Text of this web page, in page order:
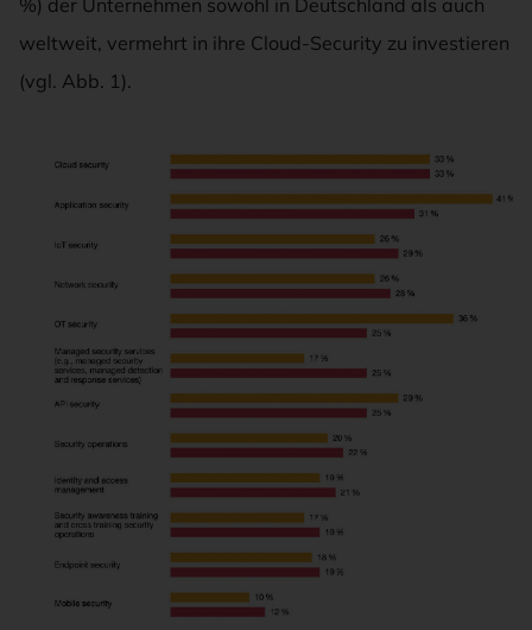
%) der Unternehmen sowohl in Deutschland als auch
weltweit, vermehrt in ihre Cloud-Security zu investieren
(vgl. Abb. 1).